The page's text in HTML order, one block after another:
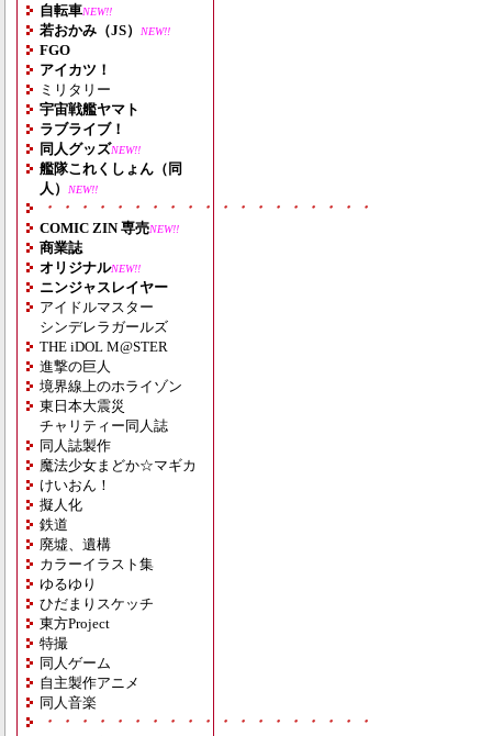
自転車NEW!!
若おかみ（JS） NEW!!
FGO
アイカツ！
ミリタリー
宇宙戦艦ヤマト
ラブライブ！
同人グッズNEW!!
艦隊これくしょん（同
人）
NEW!!
・・・・・・・・・・・・・・・・・・・
COMIC ZIN 専売NEW!!
商業誌
オリジナルNEW!!
ニンジャスレイヤー
アイドルマスター
シンデレラガールズ
THE iDOL M@STER
進撃の巨人
境界線上のホライゾン
東日本大震災
チャリティー同人誌
同人誌製作
魔法少女まどか☆マギカ
けいおん！
擬人化
鉄道
廃墟、遺構
カラーイラスト集
ゆるゆり
ひだまりスケッチ
東方Project
特撮
同人ゲーム
自主製作アニメ
同人音楽
・・・・・・・・・・・・・・・・・・・